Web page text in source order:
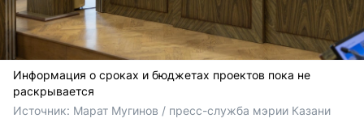
Информация о сроках и бюджетах проектов пока не
раскрывается
Источник: Марат Мугинов / пресс-служба мэрии Казани